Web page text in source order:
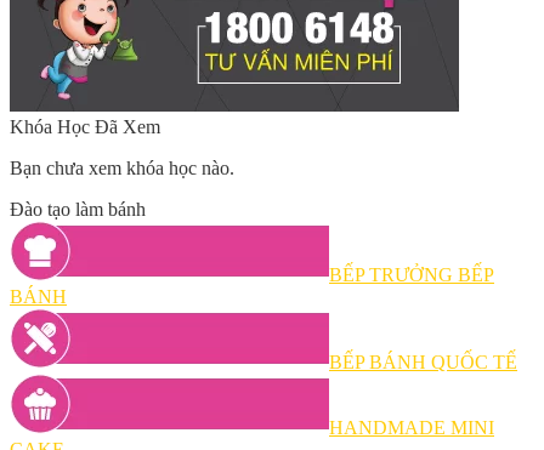
Khóa Học Đã Xem
Bạn chưa xem khóa học nào.
Đào tạo làm bánh
BẾP TRƯỞNG BẾP
BÁNH
BẾP BÁNH QUỐC TẾ
HANDMADE MINI